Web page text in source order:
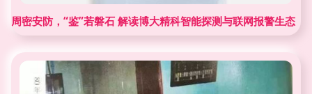
周密安防，“鉴”若磐石 解读博大精科智能探测与联网报警生态